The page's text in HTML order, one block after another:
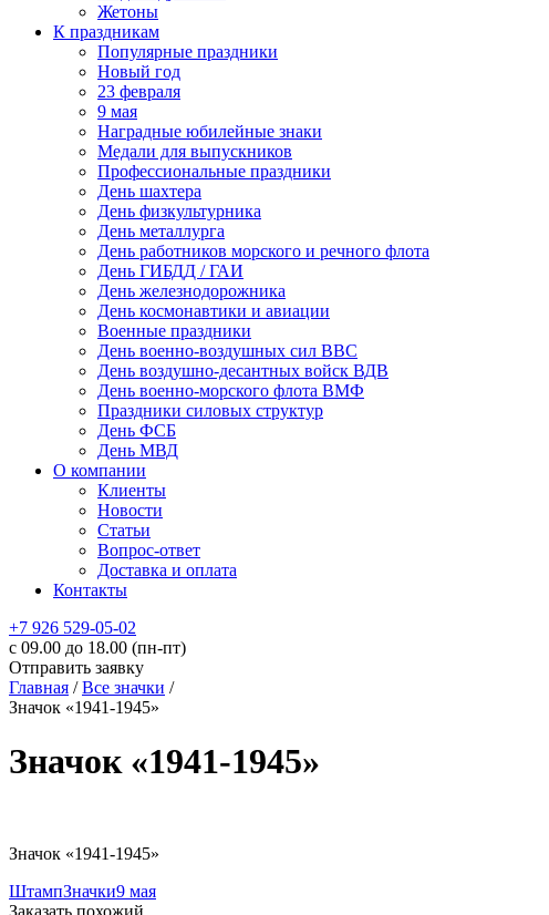
Жетоны
К праздникам
Популярные праздники
Новый год
23 февраля
9 мая
Наградные юбилейные знаки
Медали для выпускников
Профессиональные праздники
День шахтера
День физкультурника
День металлурга
День работников морского и речного флота
День ГИБДД / ГАИ
День железнодорожника
День космонавтики и авиации
Военные праздники
День военно-воздушных сил ВВС
День воздушно-десантных войск ВДВ
День военно-морского флота ВМФ
Праздники силовых структур
День ФСБ
День МВД
О компании
Клиенты
Новости
Статьи
Вопрос-ответ
Доставка и оплата
Контакты
+7 926 529-05-02
c 09.00 до 18.00 (пн-пт)
Отправить заявку
Главная /Все значки /
Значок «1941-1945»
Значок «1941-1945»
Значок «1941-1945»
ШтампЗначки9 мая
Заказать похожий